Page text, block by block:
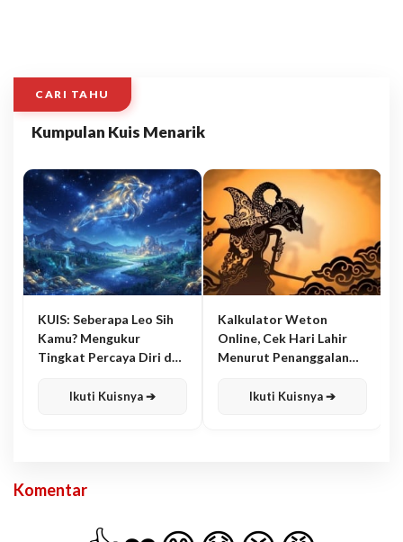
CARI TAHU
Kumpulan Kuis Menarik
KUIS: Seberapa Leo Sih
Kamu? Mengukur
Tingkat Percaya Diri dan
Ikuti Kuisnya ➔
Kalkulator Weton
Online, Cek Hari Lahir
Menurut Penanggalan
Ikuti Kuisnya ➔
Komentar